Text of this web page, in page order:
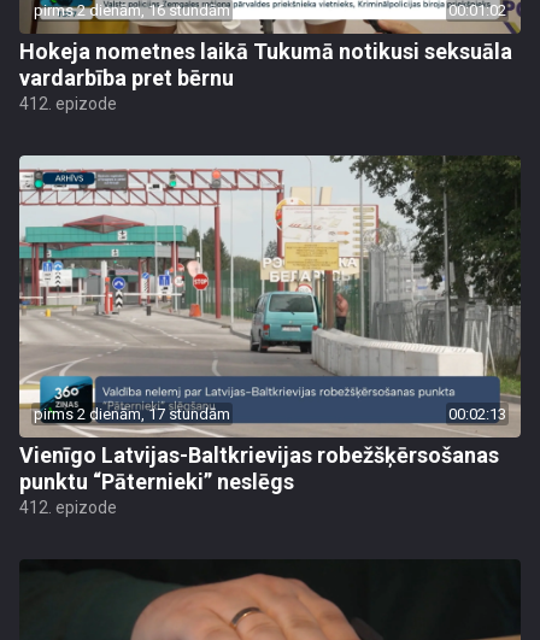
pirms 2 dienām, 16 stundām 00:01:02
Hokeja nometnes laikā Tukumā notikusi seksuāla
vardarbība pret bērnu
412. epizode
pirms 2 dienām, 17 stundām 00:02:13
Vienīgo Latvijas-Baltkrievijas robežšķērsošanas
punktu “Pāternieki” neslēgs
412. epizode